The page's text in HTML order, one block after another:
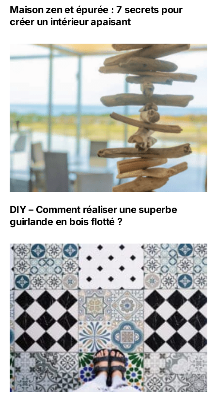
Maison zen et épurée : 7 secrets pour
créer un intérieur apaisant
DIY – Comment réaliser une superbe
guirlande en bois flotté ?